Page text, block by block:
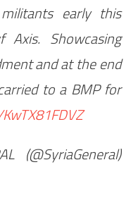
early this
Showcasing
and at the end
to a BMP for
(@SyriaGeneral)